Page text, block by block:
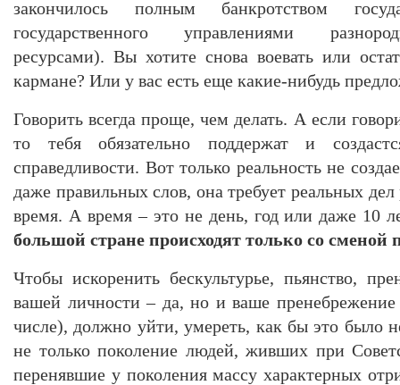
закончилось полным банкротством
государственного управлениями
ресурсами). Вы хотите снова воевать или
кармане? Или у вас есть еще какие-нибудь
Говорить всегда проще, чем делать. А если
то тебя обязательно поддержат и
справедливости. Вот только реальность не
даже правильных слов, она требует реальных
время. А время – это не день, год или даже 10
большой стране происходят только со
Чтобы искоренить бескультурье, пьянство,
вашей личности – да, но и ваше
числе), должно уйти, умереть, как бы это было
не только поколение людей, живших при
перенявшие у поколения массу характерных